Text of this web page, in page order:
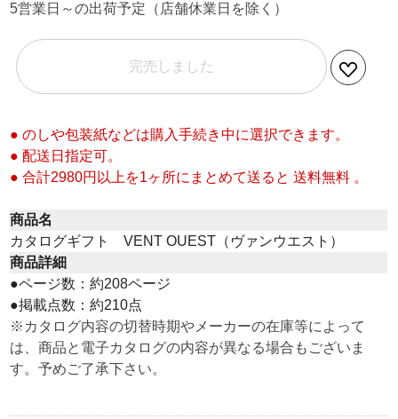
5営業日～の出荷予定（店舗休業日を除く）
完売しました
● のしや包装紙などは購入手続き中に選択できます。
● 配送日指定可。
● 合計2980円以上を1ヶ所にまとめて送ると 送料無料 。
商品名
カタログギフト VENT OUEST（ヴァンウエスト）
商品詳細
●ページ数：約208ページ
●掲載点数：約210点
※カタログ内容の切替時期やメーカーの在庫等によって
は、商品と電子カタログの内容が異なる場合もございま
す。予めご了承下さい。